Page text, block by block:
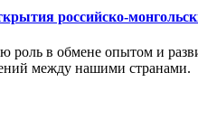
российско-
роль в обмене опытом и
между нашими странами.